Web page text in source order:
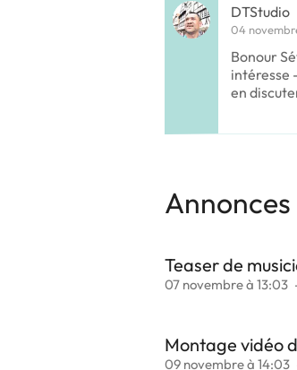
DTStudio
04
Bonour
intéresse
en
Teaser de
07 novembre à 13:03
Montage vidéo
09 novembre à 14:03